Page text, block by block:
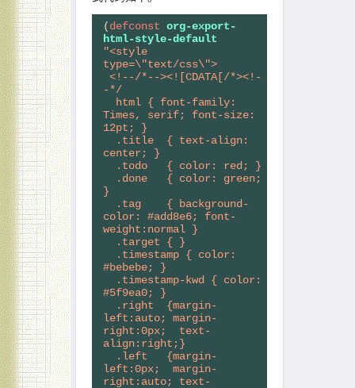
(defconst org-export-
html-style-default
"<style
type=\"text/css\">
-*/
Times, serif; font-size:
12pt; }
center; }
  .todo   { color: red; }
}
color: #add8e6; font-
weight:normal }
  .target { }
#bebebe; }
#5f9ea0; }
left:auto; margin-
right:0px;  text-
align:right;}
left:0px;  margin-
right:auto; text-